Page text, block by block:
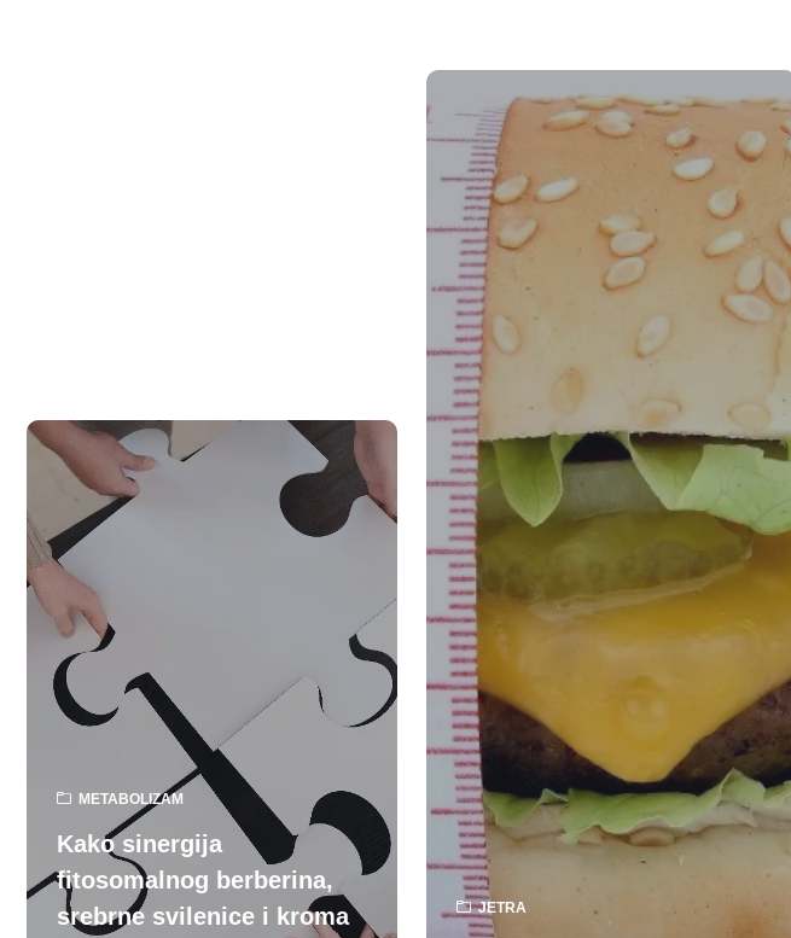
METABOLIZAM
Kako sinergija
fitosomalnog berberina,
srebrne svilenice i kroma
JETRA